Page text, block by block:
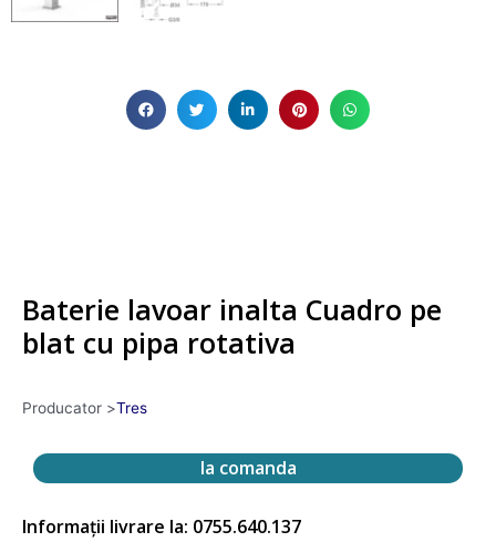
Baterie lavoar inalta Cuadro pe
blat cu pipa rotativa
Producator >Tres
la comanda
Informații livrare la: 0755.640.137